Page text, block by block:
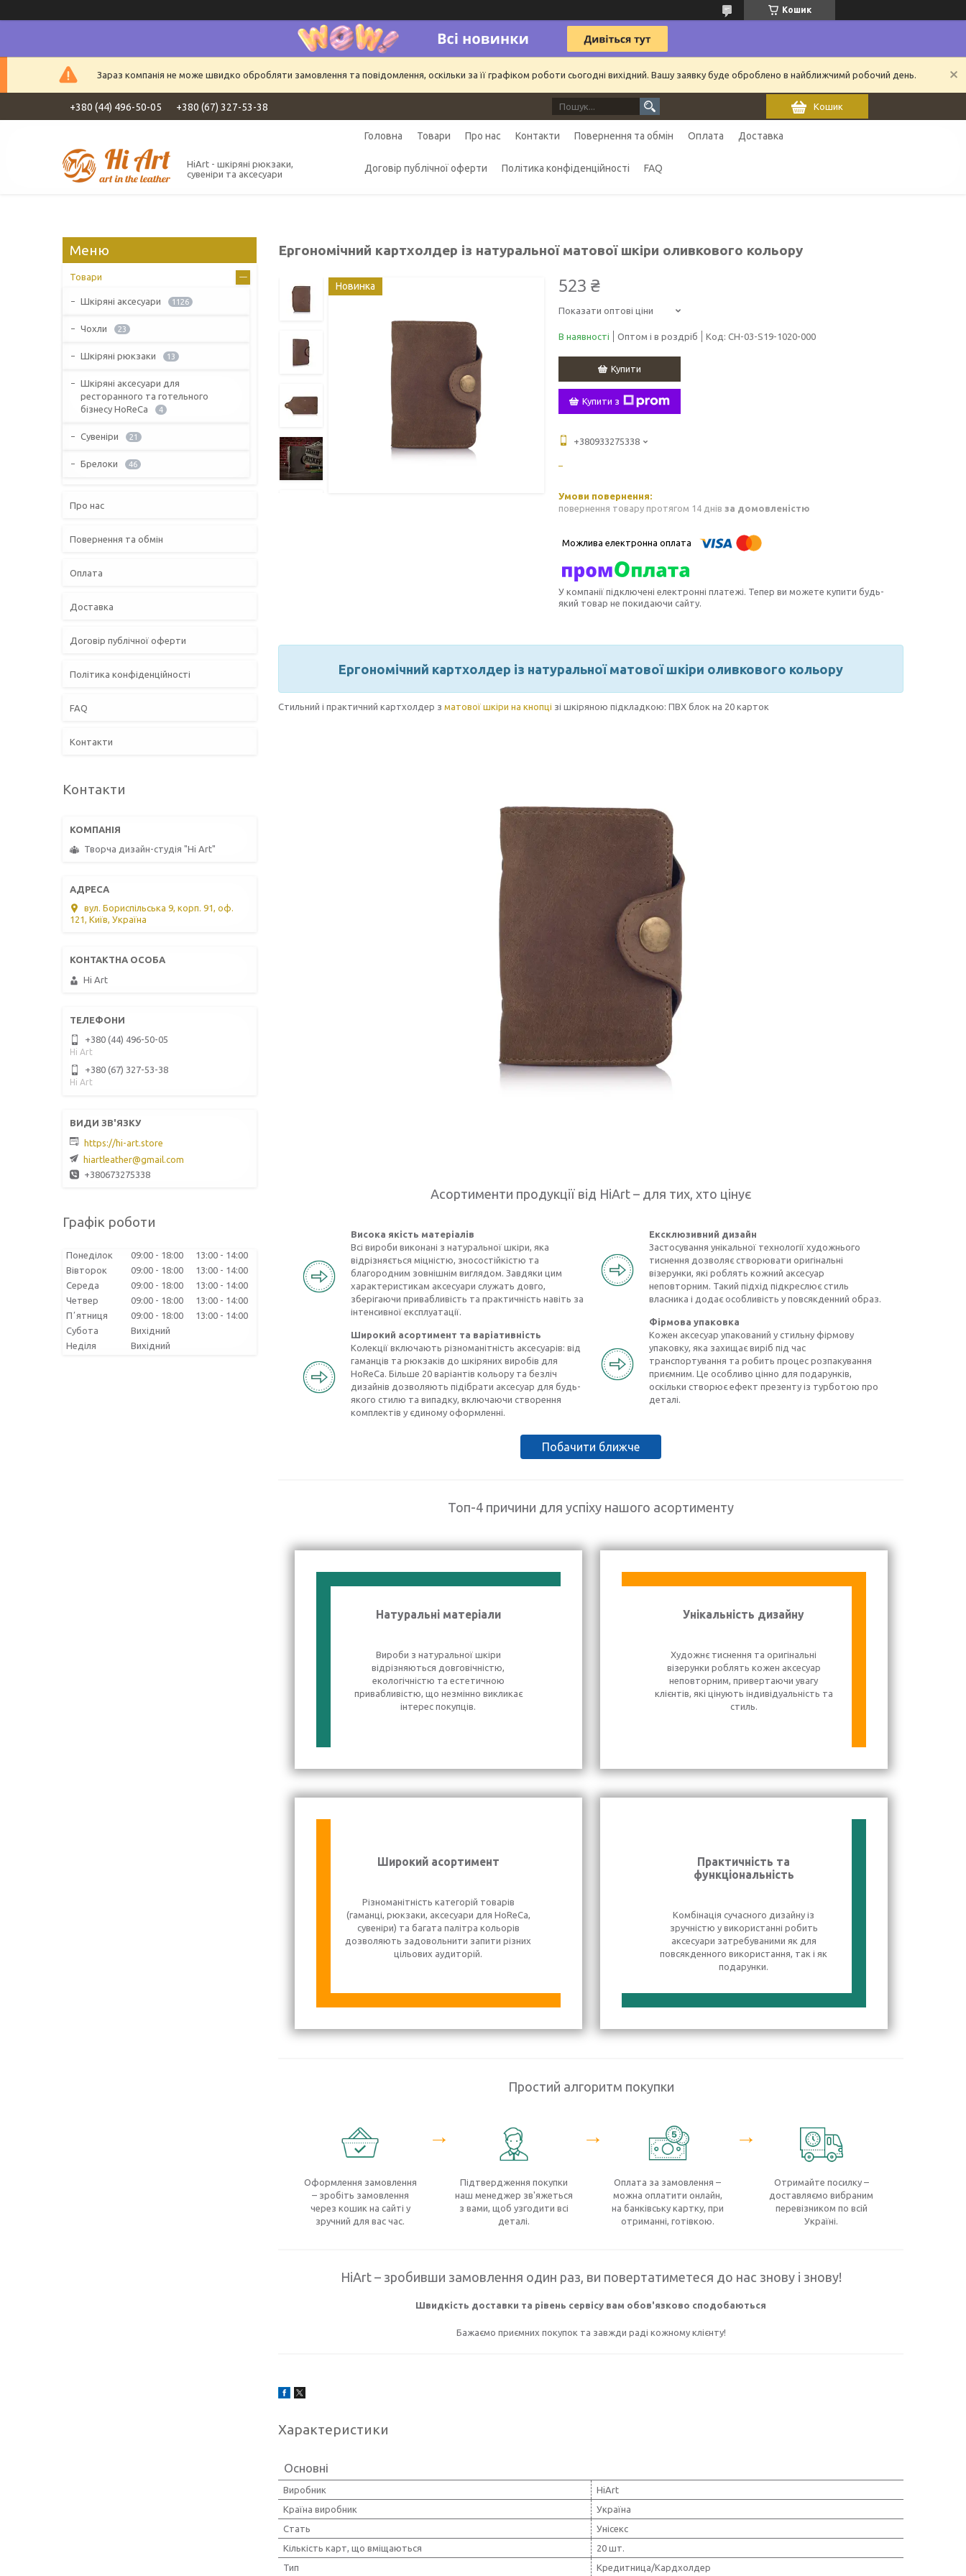
Кошик
Зараз компанія не може швидко обробляти замовлення та повідомлення, оскільки за її графіком роботи сьогодні вихідний. Вашу заявку буде оброблено в найближчимй робочий день.
+380 (44) 496-50-05 +380 (67) 327-53-38 Кошик
HiArt - шкіряні рюкзаки,
сувеніри та аксесуари
Головна Товари Про нас Контакти Повернення та обмін Оплата Доставка
Договір публічної оферти Політика конфіденційності FAQ
Ергономічний картхолдер із натуральної матової шкіри оливкового кольору
Новинка 523 ₴
Показати оптові ціни
В наявності Оптом і в роздріб Код: CH-03-S19-1020-000
Купити
Купити з
+380933275338
повернення товару протягом 14 днів за домовленістю
У компанії підключені електронні платежі. Тепер ви можете купити будь-
який товар не покидаючи сайту.
Ергономічний картхолдер із натуральної матової шкіри оливкового кольору
Стильний і практичний картхолдер з матової шкіри на кнопці зі шкіряною підкладкою: ПВХ блок на 20 карток
Асортименти продукції від HiArt – для тих, хто цінує
Висока якість матеріалів
Всі вироби виконані з натуральної шкіри, яка
відрізняється міцністю, зносостійкістю та
благородним зовнішнім виглядом. Завдяки цим
характеристикам аксесуари служать довго,
зберігаючи привабливість та практичність навіть за
інтенсивної експлуатації.
Широкий асортимент та варіативність
Колекції включають різноманітність аксесуарів: від
гаманців та рюкзаків до шкіряних виробів для
HoReCa. Більше 20 варіантів кольору та безліч
дизайнів дозволяють підібрати аксесуар для будь-
якого стилю та випадку, включаючи створення
комплектів у єдиному оформленні.
Ексклюзивний дизайн
Застосування унікальної технології художнього
тиснення дозволяє створювати оригінальні
візерунки, які роблять кожний аксесуар
неповторним. Такий підхід підкреслює стиль
власника і додає особливість у повсякденний образ.
Фірмова упаковка
Кожен аксесуар упакований у стильну фірмову
упаковку, яка захищає виріб під час
транспортування та робить процес розпакування
приємним. Це особливо цінно для подарунків,
оскільки створює ефект презенту із турботою про
деталі.
Побачити ближче
Топ-4 причини для успіху нашого асортименту
Натуральні матеріали
Вироби з натуральної шкіри
відрізняються довговічністю,
екологічністю та естетичною
привабливістю, що незмінно викликає
інтерес покупців.
Унікальність дизайну
Художнє тиснення та оригінальні
візерунки роблять кожен аксесуар
неповторним, привертаючи увагу
клієнтів, які цінують індивідуальність та
стиль.
Широкий асортимент
Різноманітність категорій товарів
(гаманці, рюкзаки, аксесуари для HoReCa,
сувеніри) та багата палітра кольорів
дозволяють задовольнити запити різних
цільових аудиторій.
Практичність та
функціональність
Комбінація сучасного дизайну із
зручністю у використанні робить
аксесуари затребуваними як для
повсякденного використання, так і як
подарунки.
Простий алгоритм покупки
Оформлення замовлення
– зробіть замовлення
через кошик на сайті у
зручний для вас час.
→
Підтвердження покупки
наш менеджер зв'яжеться
з вами, щоб узгодити всі
деталі.
→
Оплата за замовлення –
можна оплатити онлайн,
на банківську картку, при
отриманні, готівкою.
→
Отримайте посилку –
доставляємо вибраним
перевізником по всій
Україні.
HiArt – зробивши замовлення один раз, ви повертатиметеся до нас знову і знову!
Швидкість доставки та рівень сервісу вам обов'язково сподобаються
Бажаємо приємних покупок та завжди раді кожному клієнту!
Характеристики
Основні
Виробник
HiArt
Країна виробник
Україна
Стать
Унісекс
Кількість карт, що вміщаються
20 шт.
Тип
Кредитница/Кардхолдер
Товари
Шкіряні аксесуари 1126
Чохли 23
Шкіряні рюкзаки 13
Шкіряні аксесуари для
ресторанного та готельного
бізнесу HoReCa
4
Сувеніри 21
Брелоки 46
Про нас
Повернення та обмін
Оплата
Доставка
Договір публічної оферти
Політика конфіденційності
FAQ
Контакти
Контакти
Творча дизайн-студія "Hi Art"
вул. Бориспільська 9, корп. 91, оф.
121, Київ, Україна
Hi Art
+380 (44) 496-50-05
Hi Art
+380 (67) 327-53-38
Hi Art
https://hi-art.store
hiartleather@gmail.com
+380673275338
Графік роботи
Понеділок 09:00 18:00 13:00
14:00
Вівторок
09:00 18:00 13:00
14:00
Середа
09:00 18:00 13:00
14:00
Четвер
09:00 18:00 13:00
14:00
Пʼятниця
09:00 18:00 13:00
14:00
Субота
Вихідний
Неділя
Вихідний